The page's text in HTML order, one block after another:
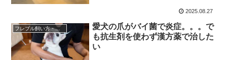
2025.08.27
フレブル飼い方・しつけ
愛犬の爪がバイ菌で炎症。。。で
も抗生剤を使わず漢方薬で治した
い